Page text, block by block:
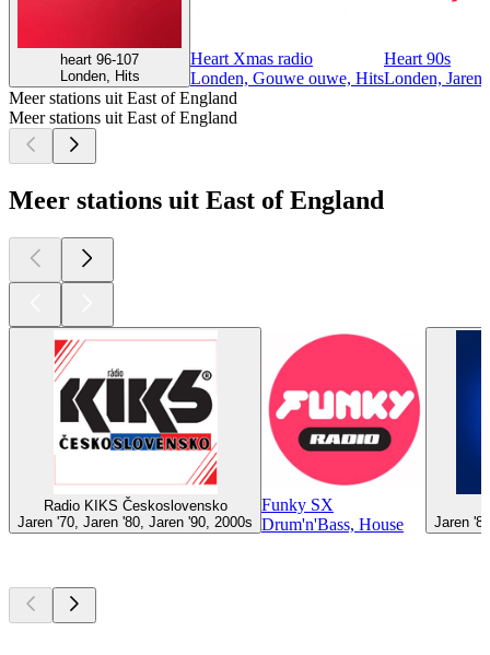
heart 96-107
Londen, Hits
Heart Xmas radio
Londen, Gouwe ouwe, Hits
Heart 90s
Londen, Jaren
Meer stations uit East of England
Meer stations uit East of England
Meer stations uit East of England
Radio KIKS Československo
Jaren '70, Jaren '80, Jaren '90, 2000s
Funky SX
Drum'n'Bass, House
Jaren